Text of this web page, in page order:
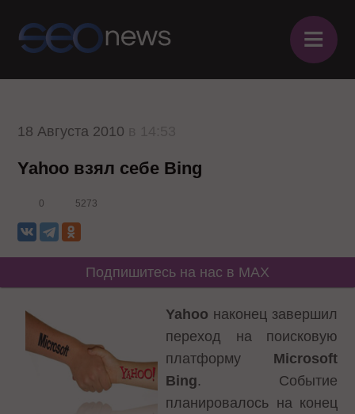
≡
18 Августа 2010
Yahoo взял себе Bing
0 5273
Подпишитесь на нас в MAX
Yahoo наконец завершил
переход на поисковую
платформу Microsoft
Bing. Событие
планировалось на конец